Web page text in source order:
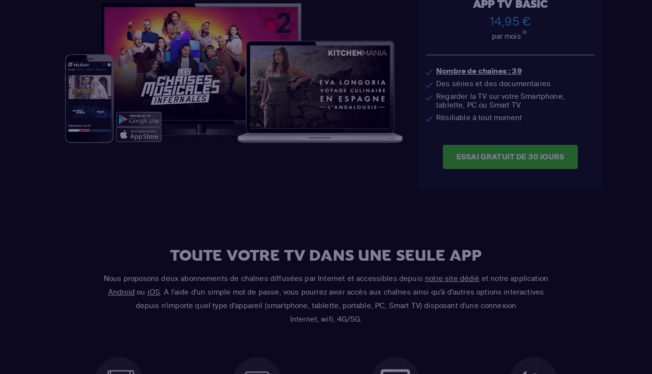
APP TV BASIC
14,95 €
par mois(2)
Nombre de chaînes : 39
Des séries et des documentaires
Regarder la TV sur votre Smartphone,
tablette, PC ou Smart TV
Résiliable à tout moment
ESSAI GRATUIT DE 30 JOURS
TOUTE VOTRE TV DANS UNE SEULE APP
Nous proposons deux abonnements de chaînes diffusées par Internet et accessibles depuis notre site dédié et notre application
Android ou iOS. A l'aide d'un simple mot de passe, vous pourrez avoir accès aux chaînes ainsi qu'à d'autres options interactives
depuis n'importe quel type d'appareil (smartphone, tablette, portable, PC, Smart TV) disposant d'une connexion
Internet, wifi, 4G/5G.